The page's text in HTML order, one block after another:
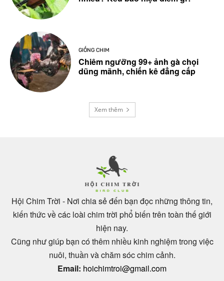
GIỐNG CHIM
Chiêm ngưỡng 99+ ảnh gà chọi
dũng mãnh, chiến kê đẳng cấp
Xem thêm
Hội Chim Trời - Nơi chia sẻ đến bạn đọc những thông tin,
kiến thức về các loài chim trời phổ biến trên toàn thế giới
hiện nay.
Cũng như giúp bạn có thêm nhiều kinh nghiệm trong việc
nuôi, thuần và chăm sóc chim cảnh.
Email: hoichimtroi@gmail.com